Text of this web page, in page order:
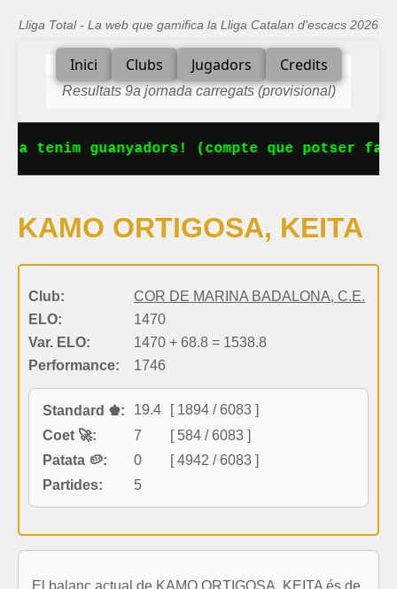
Lliga Total - La web que gamifica la Lliga Catalan d'escacs 2026
Inici Clubs Jugadors Credits
Resultats 9a jornada carregats (provisional)
tenim guanyadors! (compte que potser
KAMO ORTIGOSA, KEITA
Club:
COR DE MARINA BADALONA, C.E.
ELO:
1470
Var. ELO:
1470 + 68.8 = 1538.8
Performance:
1746
Standard ♚: 19.4
[ 1894 / 6083 ]
Coet 🚀:
7
[ 584 / 6083 ]
Patata 🥔:
0
[ 4942 / 6083 ]
Partides:
5
El balanç actual de KAMO ORTIGOSA, KEITA és de